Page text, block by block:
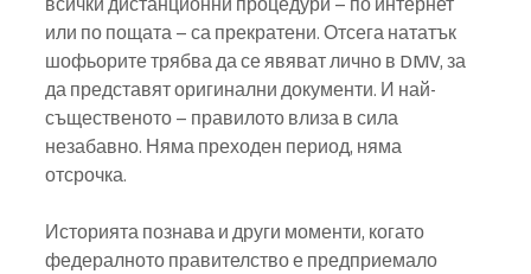
или по пощата – са прекратени. Отсега нататък
шофьорите трябва да се явяват лично в DMV, за
да представят оригинални документи. И най-
същественото – правилото влиза в сила
незабавно. Няма преходен период, няма
отсрочка.
Историята познава и други моменти, когато
федералното правителство е предприемало